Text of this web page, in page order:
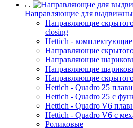
Направляющие для
Направляющие
closing
Hettich -
Направляющие
Направляющие
Направляющие
Направляющие
Hettich - Quadro 25
Hettich - Quadro 25 с
Hettich - Quadro V6
Hettich - Quadro V6 с
Роликовые